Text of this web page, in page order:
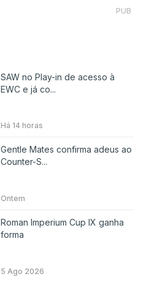
PUB
SAW no Play-in de acesso à
EWC e já co...
Há 14 horas
Gentle Mates confirma adeus ao
Counter-S...
Ontem
Roman Imperium Cup IX ganha
forma
5 Ago 2026